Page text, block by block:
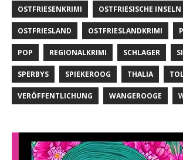
OSTFRIESENKRIMI OSTFRIESISCHE INSELN
OSTFRIESLAND OSTFRIESLANDKRIMI
POP REGIONALKRIMI SCHLAGER
SPERBYS SPIEKEROOG THALIA
VERÖFFENTLICHUNG WANGEROOGE